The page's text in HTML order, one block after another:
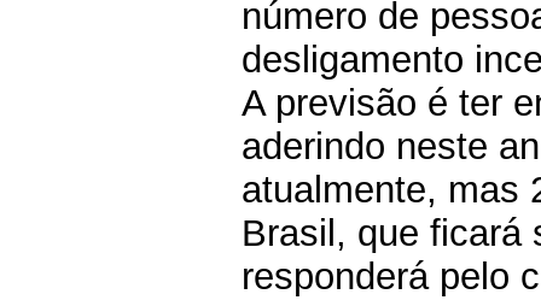
número de
desligamento
A previsão é ter
aderindo neste
atualmente, mas
Brasil, que ficará
responderá pelo